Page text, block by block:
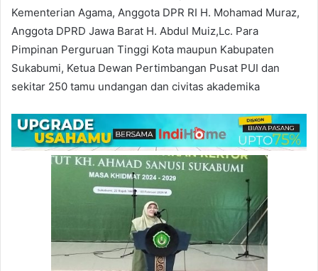
Kementerian Agama, Anggota DPR RI H. Mohamad Muraz,
Anggota DPRD Jawa Barat H. Abdul Muiz,Lc. Para
Pimpinan Perguruan Tinggi Kota maupun Kabupaten
Sukabumi, Ketua Dewan Pertimbangan Pusat PUI dan
sekitar 250 tamu undangan dan civitas akademika